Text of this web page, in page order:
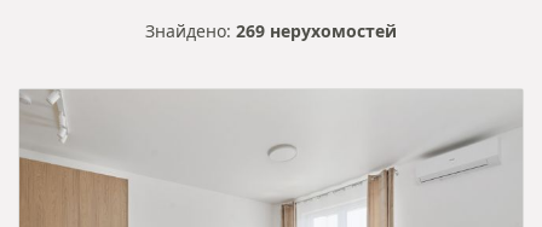
Знайдено: 269 нерухомостей